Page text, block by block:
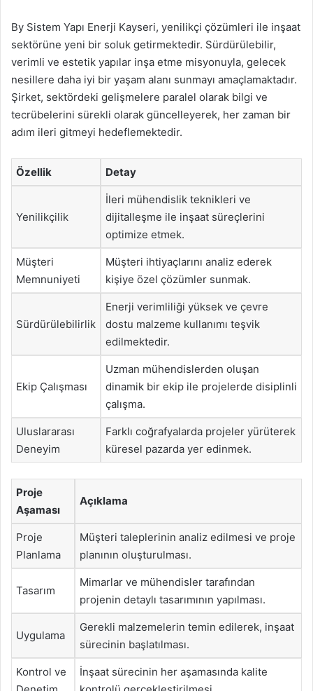
By Sistem Yapı Enerji Kayseri, yenilikçi çözümleri ile inşaat
sektörüne yeni bir soluk getirmektedir. Sürdürülebilir,
verimli ve estetik yapılar inşa etme misyonuyla, gelecek
nesillere daha iyi bir yaşam alanı sunmayı amaçlamaktadır.
Şirket, sektördeki gelişmelere paralel olarak bilgi ve
tecrübelerini sürekli olarak güncelleyerek, her zaman bir
adım ileri gitmeyi hedeflemektedir.
Özellik Detay
Yenilikçilik
İleri mühendislik teknikleri ve
dijitalleşme ile inşaat süreçlerini
optimize etmek.
Müşteri
Memnuniyeti
Müşteri ihtiyaçlarını analiz ederek
kişiye özel çözümler sunmak.
Sürdürülebilirlik
Enerji verimliliği yüksek ve çevre
dostu malzeme kullanımı teşvik
edilmektedir.
Ekip Çalışması
Uzman mühendislerden oluşan
dinamik bir ekip ile projelerde disiplinli
çalışma.
Uluslararası
Deneyim
Farklı coğrafyalarda projeler yürüterek
küresel pazarda yer edinmek.
Proje
Aşaması
Açıklama
Proje
Planlama
Müşteri taleplerinin analiz edilmesi ve proje
planının oluşturulması.
Tasarım
Mimarlar ve mühendisler tarafından
projenin detaylı tasarımının yapılması.
Uygulama
Gerekli malzemelerin temin edilerek, inşaat
sürecinin başlatılması.
Kontrol ve
İnşaat sürecinin her aşamasında kalite